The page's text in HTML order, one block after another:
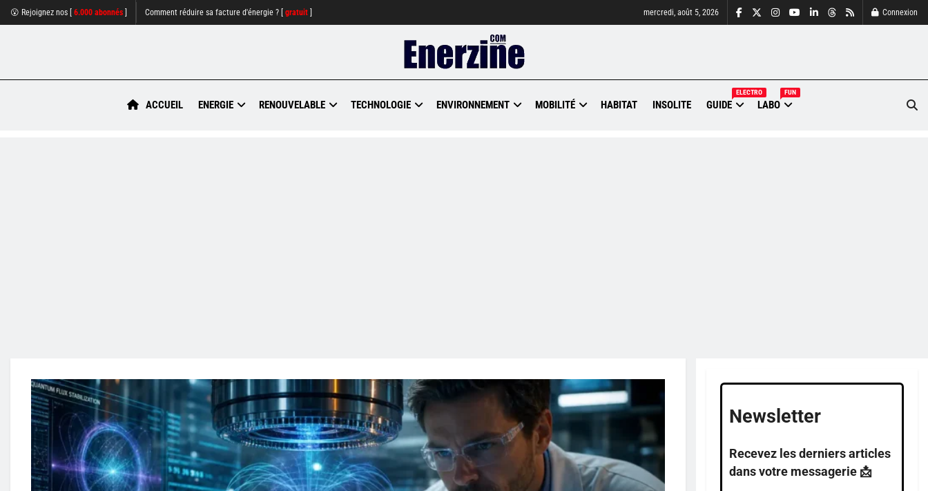
😮 Rejoignez nos [ 6.000 abonnés Comment réduire sa facture d'énergie ? [ gratuit mercredi, août 5, 2026 Connexion
ACCUEIL ENERGIE RENOUVELABLE TECHNOLOGIE ENVIRONNEMENT MOBILITÉ HABITAT INSOLITE GUIDE
ELECTRO
LABO
FUN
Newsletter
Recevez les derniers articles
dans votre messagerie 📩